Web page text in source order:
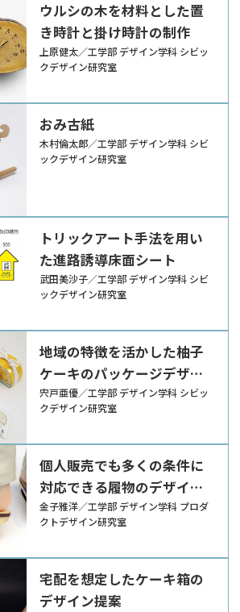
ウルシの木を材料とした置
き時計と掛け時計の制作
上原健太／工学部 デザイン学科 シビッ
クデザイン研究室
おみ古紙
木村倫太郎／工学部 デザイン学科 シビ
ックデザイン研究室
トリックアート手法を用い
た進路誘導床面シート
武田美沙子／工学部 デザイン学科 シビ
ックデザイン研究室
地域の特徴を活かした柚子
ケーキのパッケージデザイ
ン
宍戸亜優／工学部 デザイン学科 シビッ
クデザイン研究室
個人販売でも多くの条件に
対応できる履物のデザイン
提案
金子雅洋／工学部 デザイン学科 プロダ
クトデザイン研究室
宅配を想定したケーキ箱の
デザイン提案